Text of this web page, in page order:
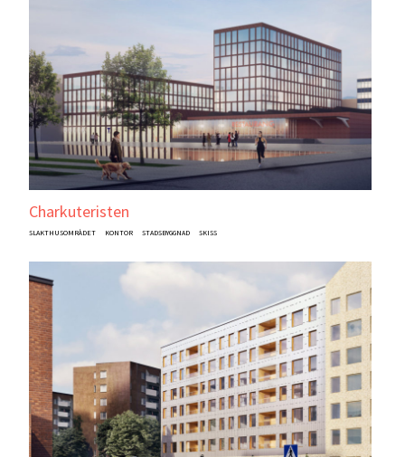
Charkuteristen
SLAKTHUSOMRÅDET KONTOR STADSBYGGNAD SKISS